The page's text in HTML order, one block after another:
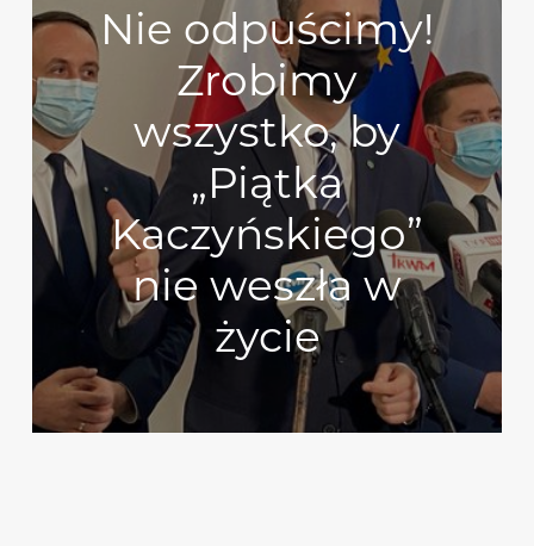
Nie odpuścimy!
Zrobimy
wszystko, by
„Piątka
Kaczyńskiego”
nie weszła w
życie